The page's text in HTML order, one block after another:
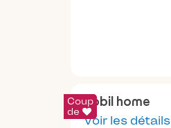
Coup
de
Mobil home
Voir les détails